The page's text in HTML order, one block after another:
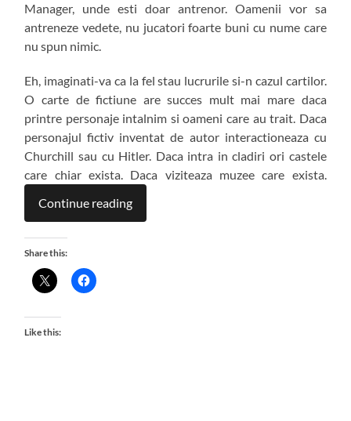
Manager, unde esti doar antrenor. Oamenii vor sa
antreneze vedete, nu jucatori foarte buni cu nume care
nu spun nimic.
Eh, imaginati-va ca la fel stau lucrurile si-n cazul cartilor.
O carte de fictiune are succes mult mai mare daca
printre personaje intalnim si oameni care au trait. Daca
personajul fictiv inventat de autor interactioneaza cu
Churchill sau cu Hitler. Daca intra in cladiri ori castele
care chiar exista. Daca viziteaza muzee care exista.
Continue reading
Share this:
Like this: